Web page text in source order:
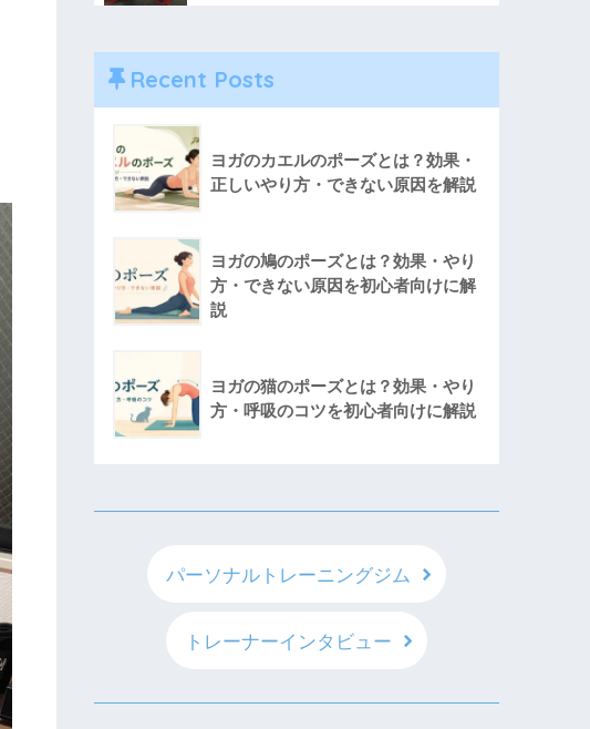
Recent Posts
ヨガのカエルのポーズとは？効果・
正しいやり方・できない原因を解説
ヨガの鳩のポーズとは？効果・やり
方・できない原因を初心者向けに解
説
ヨガの猫のポーズとは？効果・やり
方・呼吸のコツを初心者向けに解説
パーソナルトレーニングジム
トレーナーインタビュー